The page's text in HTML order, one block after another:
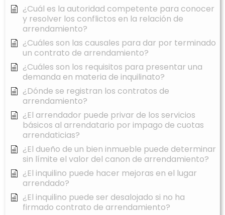
¿Cuál es la autoridad competente para conocer
y resolver los conflictos en la relación de
arrendamiento?
¿Cuáles son las causales para dar por terminado
un contrato de arrendamiento?
¿Cuáles son los requisitos para presentar una
demanda en materia de inquilinato?
¿Dónde se registran los contratos de
arrendamiento?
¿El arrendador puede privar de los servicios
básicos al arrendatario por impago de cuotas
arrendaticias?
¿El dueño de un bien inmueble puede determinar
sin límite el valor del canon de arrendamiento?
¿El inquilino puede hacer mejoras en el lugar
arrendado?
¿El inquilino puede ser desalojado si no ha
firmado contrato de arrendamiento?